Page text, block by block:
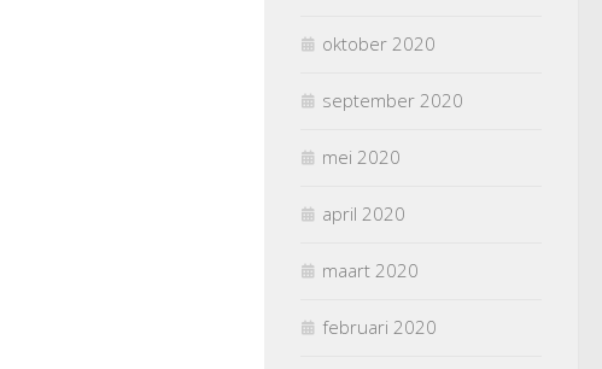
oktober 2020
september 2020
mei 2020
april 2020
maart 2020
februari 2020